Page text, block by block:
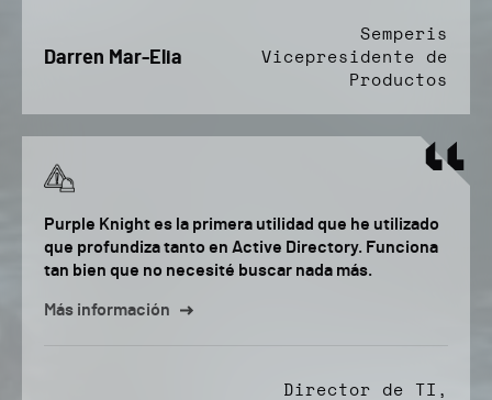
Darren Mar-Elia
Semperis
Vicepresidente de
Productos
Purple Knight es la primera utilidad que he utilizado
que profundiza tanto en Active Directory. Funciona
tan bien que no necesité buscar nada más.
Más información
Director de TI,